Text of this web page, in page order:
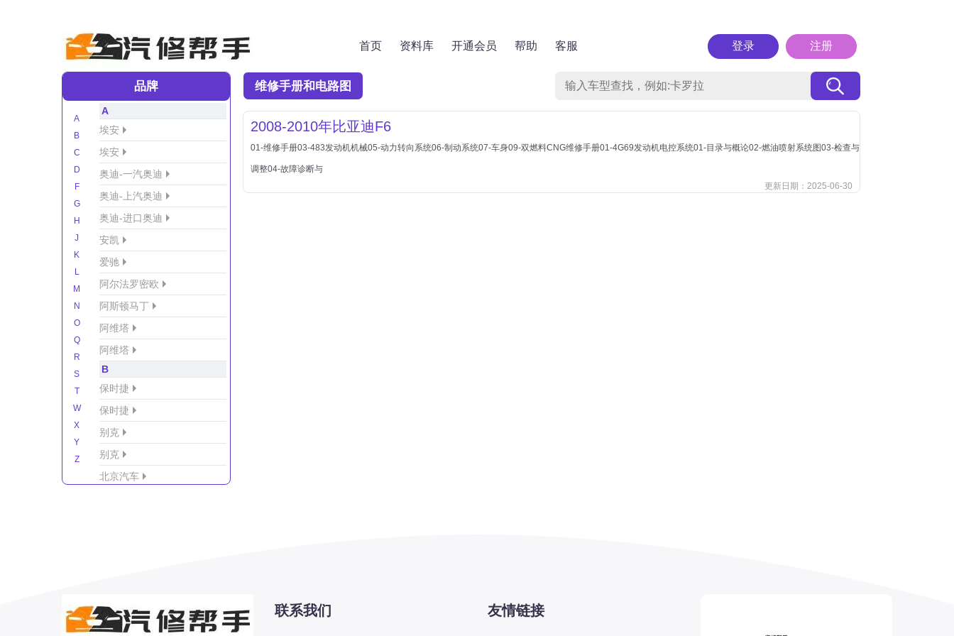
首页 资料库 开通会员 帮助 客服 登录 注册
品牌
A
B
C
D
F
G
H
J
K
L
M
N
O
Q
R
S
T
W
X
Y
Z
A
埃安
埃安
奥迪-一汽奥迪
奥迪-上汽奥迪
奥迪-进口奥迪
安凯
爱驰
阿尔法罗密欧
阿斯顿马丁
阿维塔
阿维塔
B
保时捷
保时捷
别克
别克
北京汽车
北汽幻速
北汽新能源
维修手册和电路图
2008-2010年比亚迪F6
01-维修手册03-483发动机机械05-动力转向系统06-制动系统07-车身09-双燃料CNG维修手册01-4G69发动机电控系统01-目录与概论02-燃油喷射系统图03-检查与
调整04-故障诊断与
更新日期：2025-06-30
联系我们 友情链接